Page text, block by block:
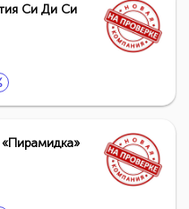
Си Ди Си